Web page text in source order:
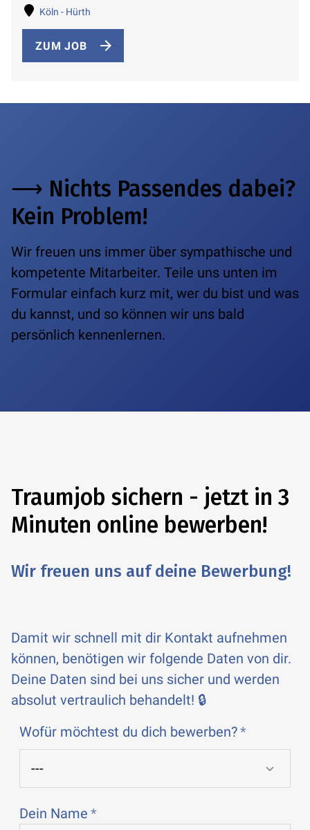
Köln - Hürth
ZUM JOB
⟶ Nichts Passendes dabei?
Kein Problem!
Wir freuen uns immer über sympathische und
kompetente Mitarbeiter. Teile uns unten im
Formular einfach kurz mit, wer du bist und was
du kannst, und so können wir uns bald
persönlich kennenlernen.
Traumjob sichern - jetzt in 3
Minuten online bewerben!
Wir freuen uns auf deine Bewerbung!
Damit wir schnell mit dir Kontakt aufnehmen
können, benötigen wir folgende Daten von dir.
Deine Daten sind bei uns sicher und werden
absolut vertraulich behandelt! 🔒
Wofür möchtest du dich bewerben?
Dein Name